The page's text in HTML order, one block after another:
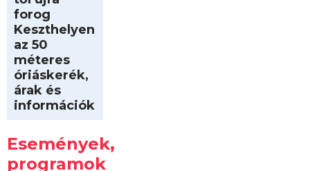
forog
Keszthelyen
az 50
méteres
óriáskerék,
árak és
információk
Események,
programok
Kilóméterek
2026